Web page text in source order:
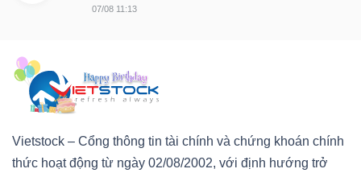
07/08 11:13
Vietstock – Cổng thông tin tài chính và chứng khoán chính
thức hoạt động từ ngày 02/08/2002, với định hướng trở